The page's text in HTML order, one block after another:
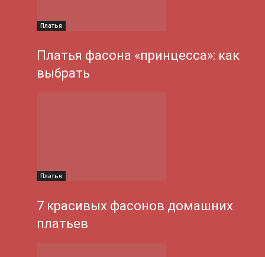
Платья
Платья фасона «принцесса»: как
выбрать
Платья
7 красивых фасонов домашних
платьев